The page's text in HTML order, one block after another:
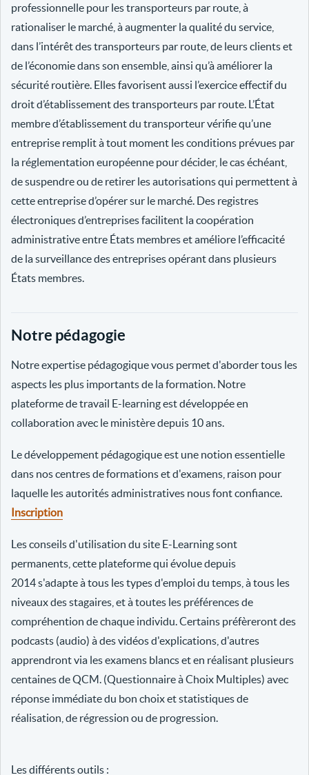
professionnelle pour les transporteurs par route, à
rationaliser le marché, à augmenter la qualité du service,
dans l’intérêt des transporteurs par route, de leurs clients et
de l’économie dans son ensemble, ainsi qu’à améliorer la
sécurité routière. Elles favorisent aussi l’exercice effectif du
droit d’établissement des transporteurs par route. L’État
membre d’établissement du transporteur vérifie qu’une
entreprise remplit à tout moment les conditions prévues par
la réglementation européenne pour décider, le cas échéant,
de suspendre ou de retirer les autorisations qui permettent à
cette entreprise d’opérer sur le marché. Des registres
électroniques d’entreprises facilitent la coopération
administrative entre États membres et améliore l’efficacité
de la surveillance des entreprises opérant dans plusieurs
États membres.
Notre pédagogie
Notre expertise pédagogique vous permet d'aborder tous les
aspects les plus importants de la formation. Notre
plateforme de travail E-learning est développée en
collaboration avec le ministère depuis 10 ans.
Le développement pédagogique est une notion essentielle
dans nos centres de formations et d'examens, raison pour
laquelle les autorités administratives nous font confiance.
Inscription
Les conseils d'utilisation du site E-Learning sont
permanents, cette plateforme qui évolue depuis
2014 s'adapte à tous les types d'emploi du temps, à tous les
niveaux des stagaires, et à toutes les préférences de
compréhention de chaque individu. Certains préfèreront des
podcasts (audio) à des vidéos d'explications, d'autres
apprendront via les examens blancs et en réalisant plusieurs
centaines de QCM. (Questionnaire à Choix Multiples) avec
réponse immédiate du bon choix et statistiques de
réalisation, de régression ou de progression.
Les différents outils :